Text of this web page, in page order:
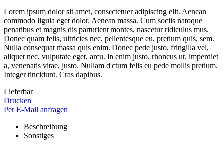
Lorem ipsum dolor sit amet, consectetuer adipiscing elit. Aenean
commodo ligula eget dolor. Aenean massa. Cum sociis natoque
penatibus et magnis dis parturient montes, nascetur ridiculus mus.
Donec quam felis, ultricies nec, pellentesque eu, pretium quis, sem.
Nulla consequat massa quis enim. Donec pede justo, fringilla vel,
aliquet nec, vulputate eget, arcu. In enim justo, rhoncus ut, imperdiet
a, venenatis vitae, justo. Nullam dictum felis eu pede mollis pretium.
Integer tincidunt. Cras dapibus.
Lieferbar
Drucken
Per E-Mail anfragen
Beschreibung
Sonstiges